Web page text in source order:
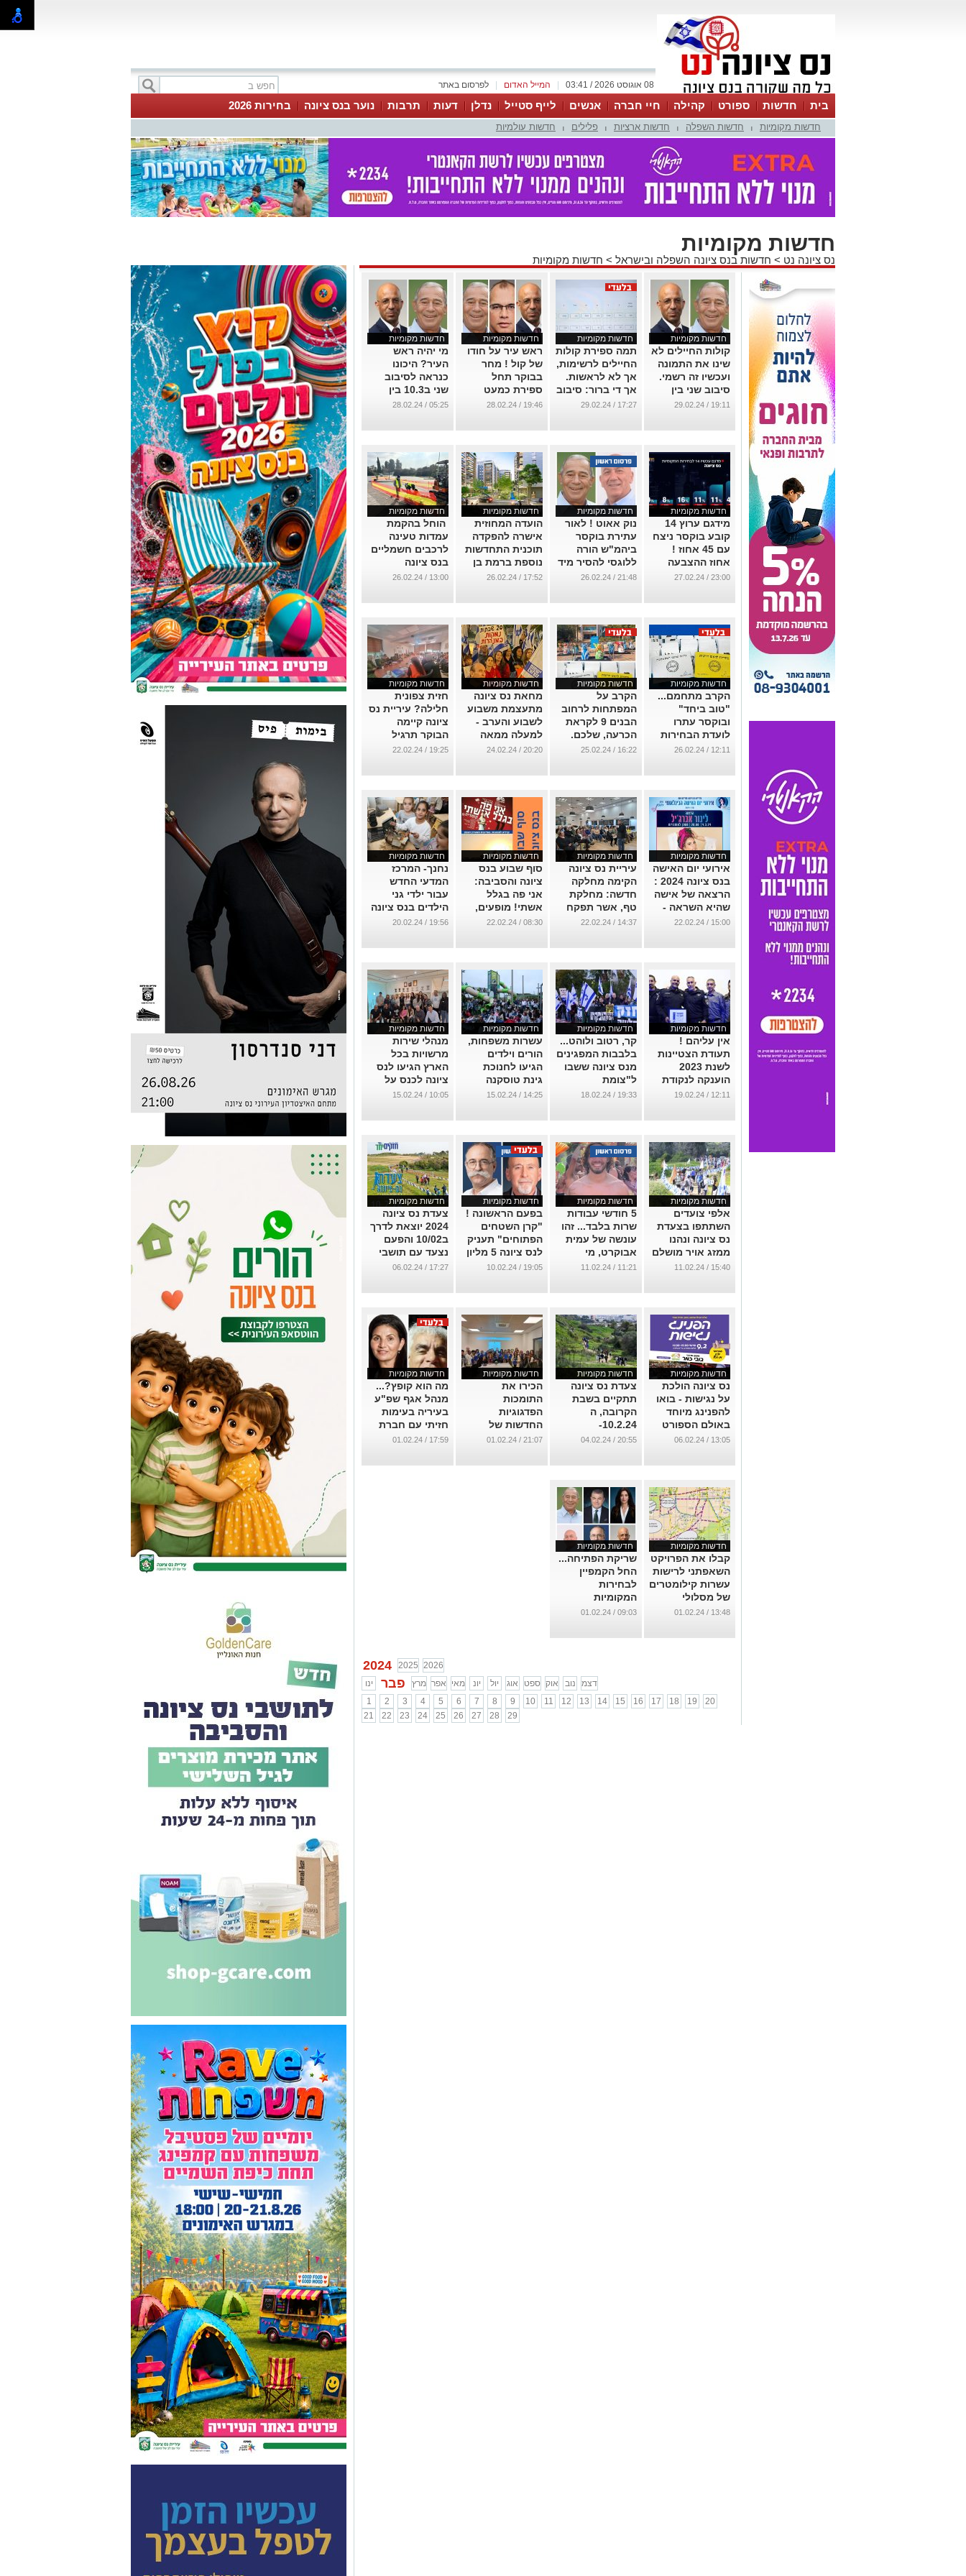
לפרסום באתר המייל האדום 08 אוגוסט 2026 / 03:41
בית חדשות ספורט קהילה חיי חברה אנשים לייף סטייל נדלן דעות תרבות נוער בנס ציונה בחירות 2026
חדשות מקומיות חדשות השפלה חדשות ארציות פלילים חדשות עולמיות
חדשות מקומיות
נס ציונה נט > חדשות בנס ציונה השפלה ובישראל > חדשות מקומיות
חדשות מקומיות
קולות החיילים לא
שינו את התמונה
ועכשיו זה רשמי.
סיבוב שני בין
בוקסר לבין תדהר
...
19:11 / 29.02.24
חדשות מקומיות
תמה ספירת קולות
החיילים לרשימות,
אך לא לראשות.
אך די ברור: סיבוב
שני לראשות העיר
!
17:27 / 29.02.24
חדשות מקומיות
ראש עיר על חודו
של קול ! מחר
בבוקר תחל
ספירת כמעט
1,300 מעטפות
בצהריים
19:46 / 28.02.24
חדשות מקומיות
מי יהיה ראש
העיר? היכונו
כנראה לסיבוב
שני ב10.3 בין
שמואל בוקסר
(ערוך מחדש)
05:25 / 28.02.24
חדשות מקומיות
מידגם ערוץ 14
קובע בוקסר ניצח
עם 45 אחוז !
אחוז ההצבעה
הסופי ללא
!
23:00 / 27.02.24
חדשות מקומיות
נוק אאוט ! לאור
עתירת בוקסר
ביהמ"ש הורה
ללוגסי להסיר מיד
את הפירסום ודחה
לא סקר"..
21:48 / 26.02.24
חדשות מקומיות
הועדה המחוזית
אישרה להפקדה
תוכנית התחדשות
נוספת ברמת בן
צבי נס ציונה -
ההסתדרות
17:52 / 26.02.24
חדשות מקומיות
הוחל בהקמת
עמדות טעינה
לרכבים חשמליים
בנס ציונה
...
13:00 / 26.02.24
חדשות מקומיות
הקרב מתחמם...
"טוב ביחד"
ובוקסר עתרו
לועדת הבחירות
נגד עמוס לוגסי
אותו בפירסום
...
12:11 / 26.02.24
חדשות מקומיות
הקרב על
המפתחות לרחוב
הבנים 9 לקראת
הכרעה, שלכם.
אל תוותרו על
לקבוע !
16:22 / 25.02.24
חדשות מקומיות
מחאת נס ציונה
מתעצמת משבוע
לשבוע והערב -
למעלה ממאה
חמישים מפגינים
20:20 / 24.02.24
חדשות מקומיות
חזית צפונית
חלילה? עיריית נס
ציונה קיימה
הבוקר תרגיל
"עוגן איתן" רחב
העורף.
19:25 / 22.02.24
חדשות מקומיות
אירועי יום האישה
בנס ציונה 2024 :
הרצאה של אישה
שהיא השראה -
לינור אברג׳יל!.
15:00 / 22.02.24
חדשות מקומיות
עיריית נס ציונה
הקימה מחלקה
חדשה: מחלקת
טף, אשר תפקח
על מעונות היום
...
14:37 / 22.02.24
חדשות מקומיות
סוף שבוע בנס
ציונה והסביבה:
אני פה בגלל
אשתי! מופעים,
המלצות לטיולים
...
08:30 / 22.02.24
חדשות מקומיות
נחנך- המרכז
המדעי החדש
עבור ילדי גני
הילדים בנס ציונה
- "נס המדע"
19:56 / 20.02.24
חדשות מקומיות
אין עליהם !
תעודת הצטיינות
לשנת 2023
הוענקה לנקודת
המשטרה בנס
רנ"ג עובד עובדיה
12:11 / 19.02.24
חדשות מקומיות
קר, רטוב ולוהט...
בלבבות המפגינים
מנס ציונה ששבו
ל"צומת
הדמוקרטיה"
19:33 / 18.02.24
חדשות מקומיות
עשרות משפחות,
הורים וילדים
הגיעו לחנוכת
גינת טוסקנה
המחודשת.
14:25 / 15.02.24
חדשות מקומיות
מנהלי שירות
מרשויות בכל
הארץ הגיעו לנס
ציונה לכנס על
"מהפיכת שיפור
...
10:05 / 15.02.24
חדשות מקומיות
אלפי צועדים
השתתפו בצעדת
נס ציונה ונהנו
ממזג אויר מושלם
...
15:40 / 11.02.24
חדשות מקומיות
5 חודשי עבודות
שרות בלבד... זהו
עונשה של עמית
אבוקרט, מי
שהעלילה על
מנרצחי נובה, כי
...
11:21 / 11.02.24
חדשות מקומיות
בפעם הראשונה !
"קרן השטחים
הפתוחים" תעניק
לנס ציונה 5 מליון
ש"ח להצלת
...
19:05 / 10.02.24
חדשות מקומיות
צעדת נס ציונה
2024 יוצאת לדרך
ב10/02 והפעם
נצעד עם תושבי
העוטף והצפון.
17:27 / 06.02.24
חדשות מקומיות
נס ציונה הולכת
על נגישות - בואו
להפנינג מיוחד
באולם הספורט
של ביה"ס גולדה
13:05 / 06.02.24
חדשות מקומיות
צעדת נס ציונה
תתקיים בשבת
הקרובה, ה
10.2.24-
במתכונת מיוחדת.
20:55 / 04.02.24
חדשות מקומיות
הכירו את
התומכות
הפדגוגיות
החדשות של
מערכת החינוך
...
21:07 / 01.02.24
חדשות מקומיות
מה הוא קופץ?...
מנהל אגף שפ"ע
בעיריה בעימות
חזיתי עם חברת
מ. העיר פנינה זיו.
17:59 / 01.02.24
חדשות מקומיות
קבלו את הפרויקט
השאפתני לרישות
עשרות קילומטרים
של מסלולי
אופניים בנס ציונה
13:48 / 01.02.24
חדשות מקומיות
שריקת הפתיחה...
החל הקמפיין
לבחירות
המקומיות
והמתמודדים/ות
כוונות.
09:03 / 01.02.24
2024 2025 2026
ינו
פבר מרץ אפר מאי יונ יול אוג ספט אוק נוב
דצמ
1
2 3 4 5 6 7 8 9 10 11 12 13 14 15 16 17 18 19
20
21
22 23 24 25 26 27 28 29